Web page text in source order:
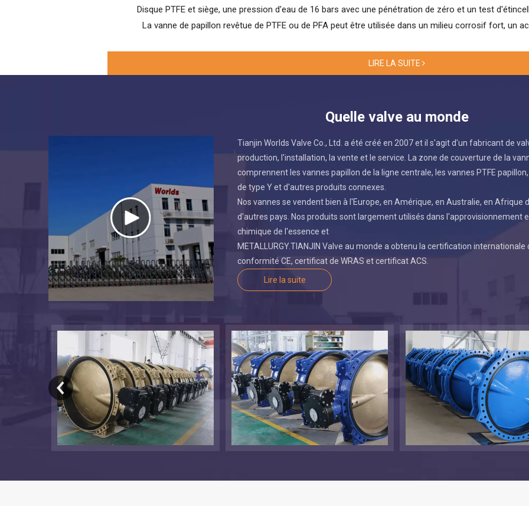
Disque PTFE et siège, une pression d'eau de 16 bars avec une pénétration de zéro et un test
La vanne de papillon revêtue de PTFE ou de PFA peut être utilisée dans un milieu corrosif fort, un
LIRE LA SUITE
Quelle valve au monde
Tianjin Worlds Valve Co., Ltd. a été créé en 2007 et il s'agit d'un fabricant de
production, l'installation, la vente et le service. La zone de couverture de la
comprennent les vannes papillon de la ligne centrale, les vannes PTFE
de type Y et d'autres produits connexes.
Nos vannes se vendent bien à l'Europe, en Amérique, en Australie, en
d'autres pays. Nos produits sont largement utilisés dans l'approvisionnement
chimique de l'essence et
METALLURGY.TIANJIN Valve au monde a obtenu la certification
conformité CE, certificat de WRAS et certificat ACS.
Lire la suite